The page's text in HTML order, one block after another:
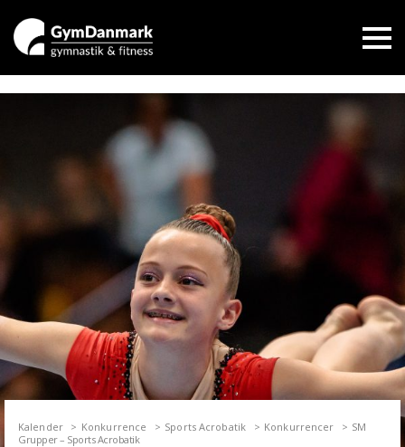
Kalender Konkurrence Sports Acrobatik Konkurrencer
SM
Grupper – Sports Acrobatik